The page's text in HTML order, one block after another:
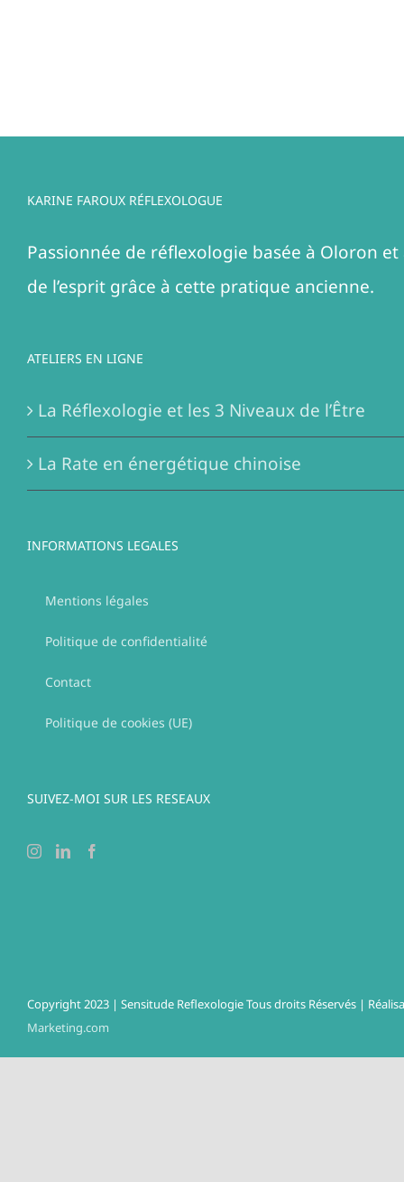
KARINE FAROUX RÉFLEXOLOGUE
Passionnée de réflexologie basée à Oloron
de l’esprit grâce à cette pratique ancienne.
ATELIERS EN LIGNE
La Réflexologie et les 3 Niveaux de l’Être
La Rate en énergétique chinoise
INFORMATIONS LEGALES
Mentions légales
Politique de confidentialité
Contact
Politique de cookies (UE)
SUIVEZ-MOI SUR LES RESEAUX
Copyright 2023 | Sensitude Reflexologie Tous droits Réservés |
Marketing.com